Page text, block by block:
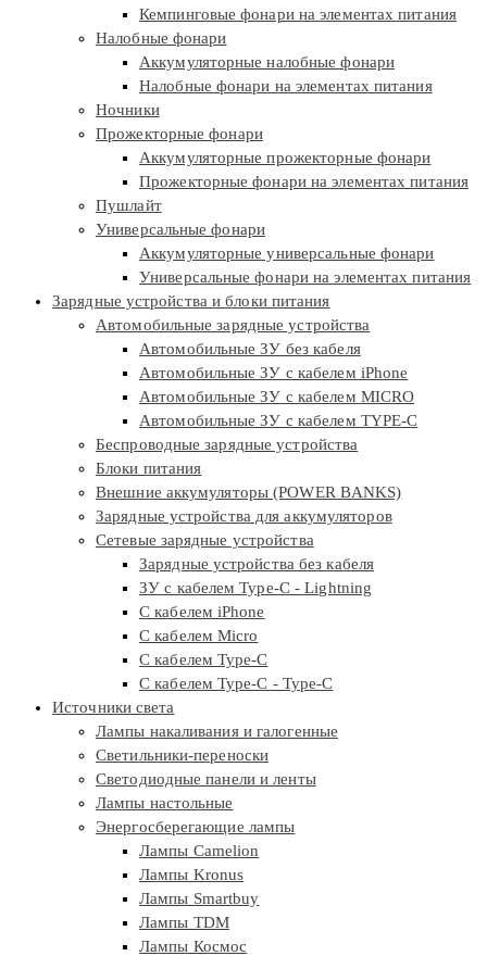
Кемпинговые фонари на элементах питания
Налобные фонари
Аккумуляторные налобные фонари
Налобные фонари на элементах питания
Ночники
Прожекторные фонари
Аккумуляторные прожекторные фонари
Прожекторные фонари на элементах питания
Пушлайт
Универсальные фонари
Аккумуляторные универсальные фонари
Универсальные фонари на элементах питания
Зарядные устройства и блоки питания
Автомобильные зарядные устройства
Автомобильные ЗУ без кабеля
Автомобильные ЗУ с кабелем iPhone
Автомобильные ЗУ с кабелем MICRO
Автомобильные ЗУ с кабелем TYPE-C
Беспроводные зарядные устройства
Блоки питания
Внешние аккумуляторы (POWER BANKS)
Зарядные устройства для аккумуляторов
Сетевые зарядные устройства
Зарядные устройства без кабеля
ЗУ с кабелем Type-C - Lightning
С кабелем iPhone
С кабелем Micro
С кабелем Type-C
С кабелем Type-C - Type-C
Источники света
Лампы накаливания и галогенные
Светильники-переноски
Светодиодные панели и ленты
Лампы настольные
Энергосберегающие лампы
Лампы Camelion
Лампы Kronus
Лампы Smartbuy
Лампы TDM
Лампы Космос